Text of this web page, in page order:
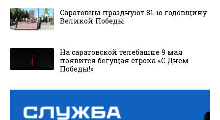
Саратовцы празднуют 81-ю годовщину
Великой Победы
На саратовской телебашне 9 мая
появится бегущая строка «С Днем
Победы!»